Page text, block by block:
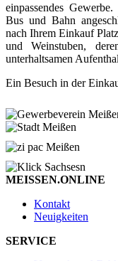
einpassendes
Bus und Bahn
nach Ihrem Einkauf
und Weinstuben,
unterhaltsamen
Ein Besuch in der
MEISSEN.ONLINE
Kontakt
Neuigkeiten
SERVICE